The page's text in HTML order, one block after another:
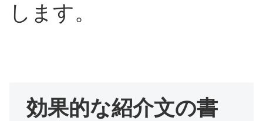
します。
効果的な紹介文の書